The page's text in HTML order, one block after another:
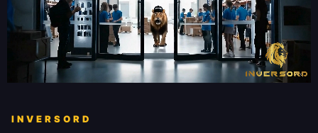
INVERSORD